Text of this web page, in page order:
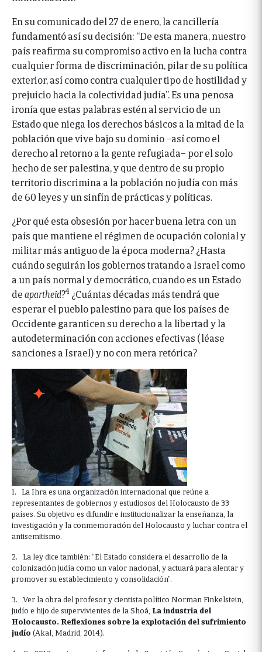
En su comunicado del 27 de enero, la cancillería
fundamentó así su decisión: “De esta manera, nuestro
país reafirma su compromiso activo en la lucha contra
cualquier forma de discriminación, pilar de su política
exterior, así como contra cualquier tipo de hostilidad y
prejuicio hacia la colectividad judía”. Es una penosa
ironía que estas palabras estén al servicio de un
Estado que niega los derechos básicos a la mitad de la
población que vive bajo su dominio −así como el
derecho al retorno a la gente refugiada− por el solo
hecho de ser palestina, y que dentro de su propio
territorio discrimina a la población no judía con más
de 60 leyes y un sinfín de prácticas y políticas.
¿Por qué esta obsesión por hacer buena letra con un
país que mantiene el régimen de ocupación colonial y
militar más antiguo de la época moderna? ¿Hasta
cuándo seguirán los gobiernos tratando a Israel como
a un país normal y democrático, cuando es un Estado
deapartheid?4 ¿Cuántas décadas más tendrá que
esperar el pueblo palestino para que los países de
Occidente garanticen su derecho a la libertad y la
autodeterminación con acciones efectivas (léase
sanciones a Israel) y no con mera retórica?
1. La Ihra es una organización internacional que reúne a
representantes de gobiernos y estudiosos del Holocausto de 33
países. Su objetivo es difundir e institucionalizar la enseñanza, la
investigación y la conmemoración del Holocausto y luchar contra el
antisemitismo.
2. La ley dice también: “El Estado considera el desarrollo de la
colonización judía como un valor nacional, y actuará para alentar y
promover su establecimiento y consolidación”.
3. Ver la obra del profesor y cientista político Norman Finkelstein,
judío e hijo de supervivientes de la Shoá, La industria del
Holocausto. Reflexiones sobre la explotación del sufrimiento
judío (Akal, Madrid, 2014).